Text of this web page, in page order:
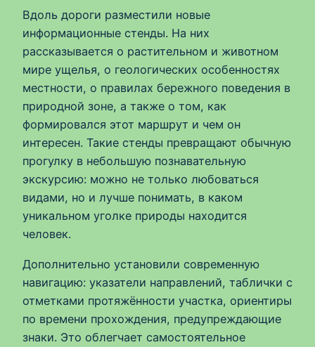
Вдоль дороги разместили новые
информационные стенды. На них
рассказывается о растительном и животном
мире ущелья, о геологических особенностях
местности, о правилах бережного поведения в
природной зоне, а также о том, как
формировался этот маршрут и чем он
интересен. Такие стенды превращают обычную
прогулку в небольшую познавательную
экскурсию: можно не только любоваться
видами, но и лучше понимать, в каком
уникальном уголке природы находится
человек.
Дополнительно установили современную
навигацию: указатели направлений, таблички с
отметками протяжённости участка, ориентиры
по времени прохождения, предупреждающие
знаки. Это облегчает самостоятельное